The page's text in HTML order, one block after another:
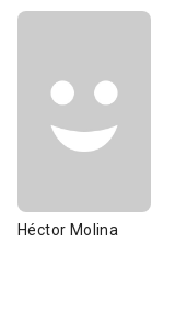
Héctor Molina